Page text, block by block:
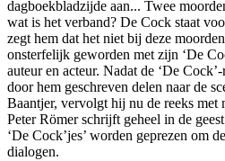
dagboekbladzijde aan... Twee
wat is het verband? De Cock staat
zegt hem dat het niet bij deze
onsterfelijk geworden met zijn ‘De
auteur en acteur. Nadat de ‘De
door hem geschreven delen naar de
Baantjer, vervolgt hij nu de reeks met
Peter Römer schrijft geheel in de
‘De Cock’jes’ worden geprezen om
dialogen.